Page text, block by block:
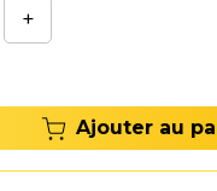
+
Ajouter au